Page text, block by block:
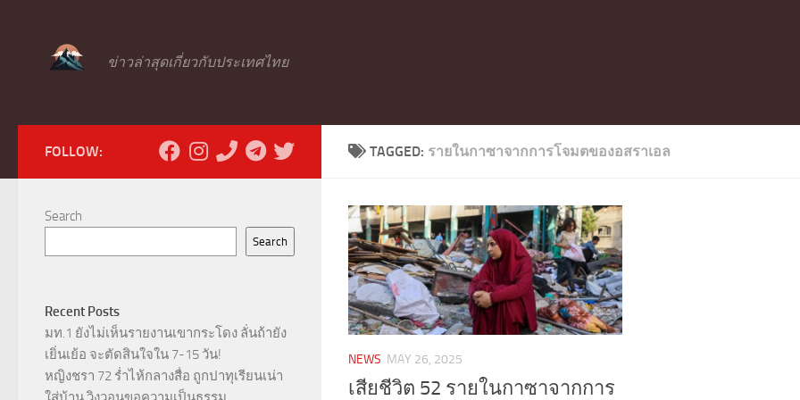
ข่าวล่าสุดเกี่ยวกับประเทศไทย
TAGGED: รายในกาซาจากการโจมตของอสราเอล
NEWS MAY 26, 2025
เสียชีวิต 52 รายในกาซาจากการ
FOLLOW:
Search
Search
Recent Posts
มท.1 ยังไม่เห็นรายงานเขากระโดง ลั่นถ้ายัง
เยิ่นเย้อ จะตัดสินใจใน 7-15 วัน!
หญิงชรา 72 ร่ำไห้กลางสื่อ ถูกปาทุเรียนเน่า